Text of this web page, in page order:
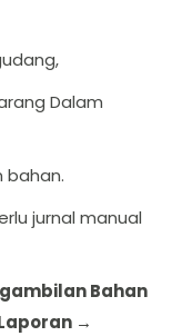
Dalam
bahan.
jurnal manual
Bahan
→